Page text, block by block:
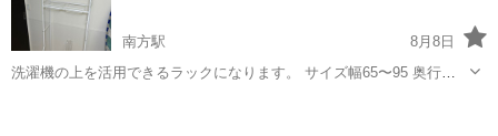
南方駅
8月8日
洗濯機の上を活用できるラックになります。 サイズ幅65〜95 奥行き